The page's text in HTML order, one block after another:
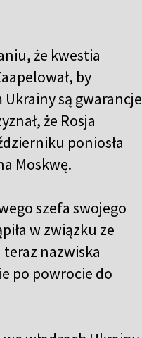
że kwestia
by
są gwarancje
że Rosja
poniosła
Moskwę.
szefa swojego
w związku ze
nazwiska
po powrocie do